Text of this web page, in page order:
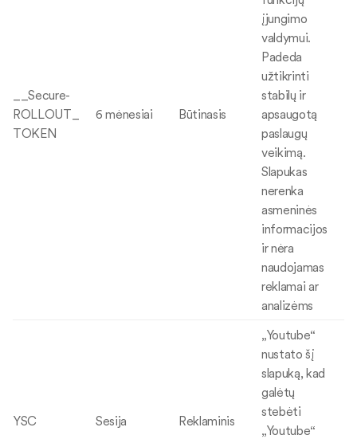
__Secure-
ROLLOUT_
TOKEN
6 mėnesiai Būtinasis
įjungimo
valdymui.
Padeda
užtikrinti
stabilų ir
apsaugotą
paslaugų
veikimą.
Slapukas
nerenka
asmeninės
informacijos
ir nėra
naudojamas
reklamai ar
analizėms
YSC Sesija Reklaminis
„Youtube“
nustato šį
slapuką, kad
galėtų
stebėti
„Youtube“